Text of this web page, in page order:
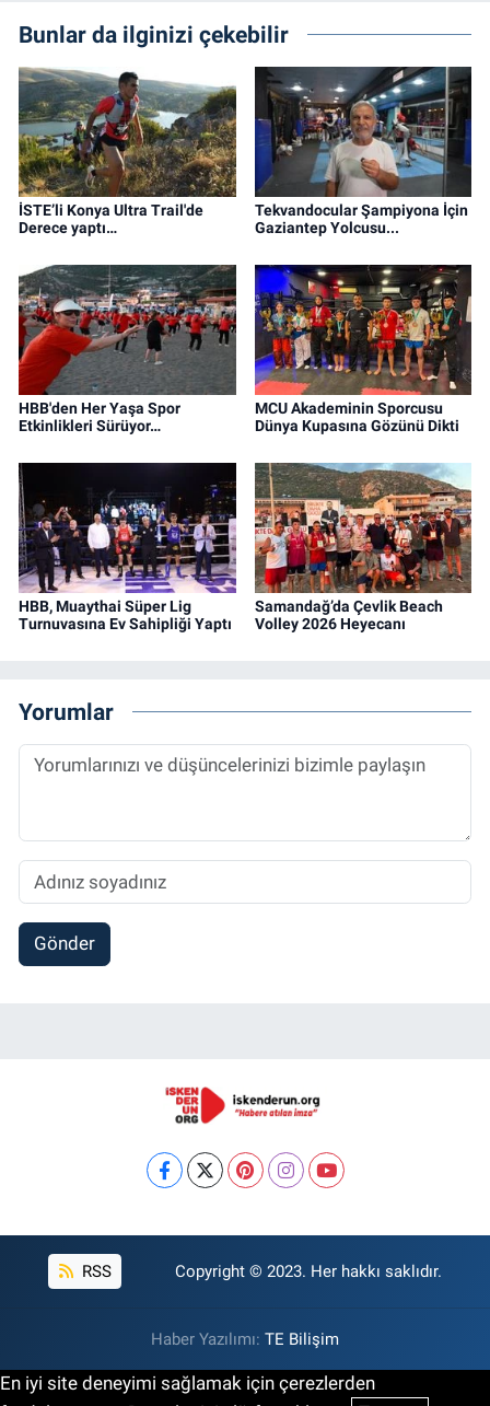
Bunlar da ilginizi çekebilir
İSTE’li Konya Ultra Trail'de
Derece yaptı…
Tekvandocular Şampiyona İçin
Gaziantep Yolcusu...
HBB'den Her Yaşa Spor
Etkinlikleri Sürüyor…
MCU Akademinin Sporcusu
Dünya Kupasına Gözünü Dikti
HBB, Muaythai Süper Lig
Turnuvasına Ev Sahipliği Yaptı
Samandağ’da Çevlik Beach
Volley 2026 Heyecanı
Yorumlar
Gönder
RSS Copyright © 2023. Her hakkı saklıdır.
Haber Yazılımı: TE Bilişim
En iyi site deneyimi sağlamak için çerezlerden